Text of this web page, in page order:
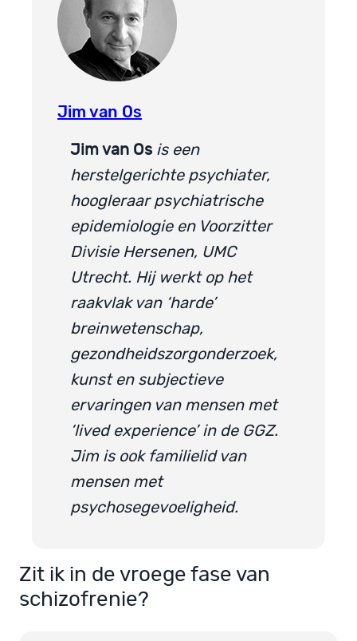
Jim van Os
Jim van Os is een
herstelgerichte psychiater,
hoogleraar psychiatrische
epidemiologie en Voorzitter
Divisie Hersenen, UMC
Utrecht. Hij werkt op het
raakvlak van ‘harde’
breinwetenschap,
gezondheidszorgonderzoek,
kunst en subjectieve
ervaringen van mensen met
‘lived experience’ in de GGZ.
Jim is ook familielid van
mensen met
psychosegevoeligheid.
Zit ik in de vroege fase van
schizofrenie?